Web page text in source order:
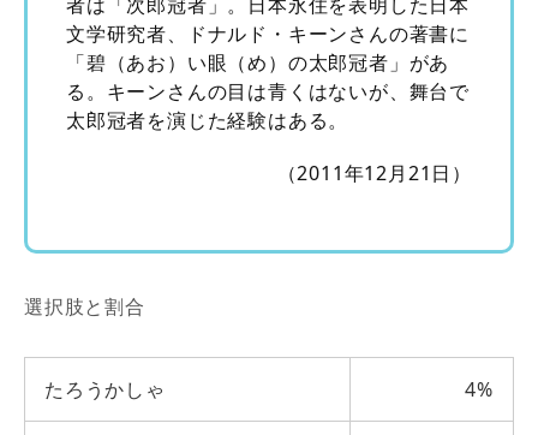
者は「次郎冠者」。日本永住を表明した日本
文学研究者、ドナルド・キーンさんの著書に
「碧（あお）い眼（め）の太郎冠者」があ
る。キーンさんの目は青くはないが、舞台で
太郎冠者を演じた経験はある。
（2011年12月21日）
選択肢と割合
たろうかしゃ 4%